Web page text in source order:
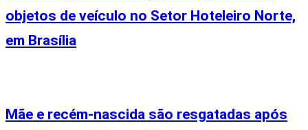
objetos de veículo no Setor Hoteleiro Norte,
em Brasília
Mãe e recém-nascida são resgatadas após